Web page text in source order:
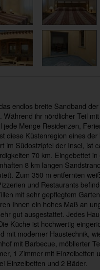
endlos breite Sandband
ihr nördlicher Teil
Menge Residenzen,
diese Küstenregion eines der
im Südostzipfel der Insel, ist
70 km. Eingebettet
8 km langen
Zum 350 m entfernten
und Restaurants
mit sehr gepflegtem
Ihnen ein hohes Maß an
gut ausgestattet. Jedes
Küche ist hochwertig
mit moderner Haustechnik,
mit Barbecue, möblierter
1 Zimmer mit Einzelbetten
Einzelbetten und 2 Bäder.